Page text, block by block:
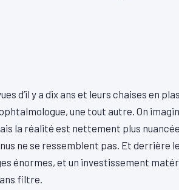
d’il y a dix ans et leurs chaises en
une tout autre. On
la réalité est nettement plus
ne se ressemblent pas. Et derrière
énormes, et un investissement
filtre.